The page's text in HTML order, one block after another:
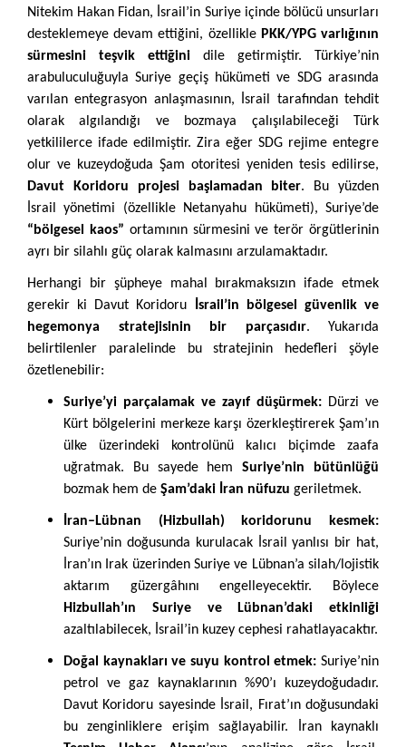
Nitekim Hakan Fidan, İsrail’in Suriye içinde bölücü unsurları
desteklemeye devam ettiğini, özellikle PKK/YPG varlığının
sürmesini teşvik ettiğini dile getirmiştir. Türkiye’nin
arabuluculuğuyla Suriye geçiş hükümeti ve SDG arasında
varılan entegrasyon anlaşmasının, İsrail tarafından tehdit
olarak algılandığı ve bozmaya çalışılabileceği Türk
yetkililerce ifade edilmiştir. Zira eğer SDG rejime entegre
olur ve kuzeydoğuda Şam otoritesi yeniden tesis edilirse,
Davut Koridoru projesi başlamadan biter. Bu yüzden
İsrail yönetimi (özellikle Netanyahu hükümeti), Suriye’de
“bölgesel kaos” ortamının sürmesini ve terör örgütlerinin
ayrı bir silahlı güç olarak kalmasını arzulamaktadır.
Herhangi bir şüpheye mahal bırakmaksızın ifade etmek
gerekir ki Davut Koridoru İsrail’in bölgesel güvenlik ve
hegemonya stratejisinin bir parçasıdır. Yukarıda
belirtilenler paralelinde bu stratejinin hedefleri şöyle
özetlenebilir:
Suriye’yi parçalamak ve zayıf düşürmek: Dürzi ve
Kürt bölgelerini merkeze karşı özerkleştirerek Şam’ın
ülke üzerindeki kontrolünü kalıcı biçimde zaafa
uğratmak. Bu sayede hemSuriye’nin bütünlüğü
bozmak hem de Şam’daki İran nüfuzu geriletmek.
İran–Lübnan (Hizbullah) koridorunu kesmek:
Suriye’nin doğusunda kurulacak İsrail yanlısı bir hat,
İran’ın Irak üzerinden Suriye ve Lübnan’a silah/lojistik
aktarım güzergâhını engelleyecektir. Böylece
Hizbullah’ın Suriye ve Lübnan’daki etkinliği
azaltılabilecek, İsrail’in kuzey cephesi rahatlayacaktır.
Doğal kaynakları ve suyu kontrol etmek: Suriye’nin
petrol ve gaz kaynaklarının %90’ı kuzeydoğudadır.
Davut Koridoru sayesinde İsrail, Fırat’ın doğusundaki
bu zenginliklere erişim sağlayabilir. İran kaynaklı